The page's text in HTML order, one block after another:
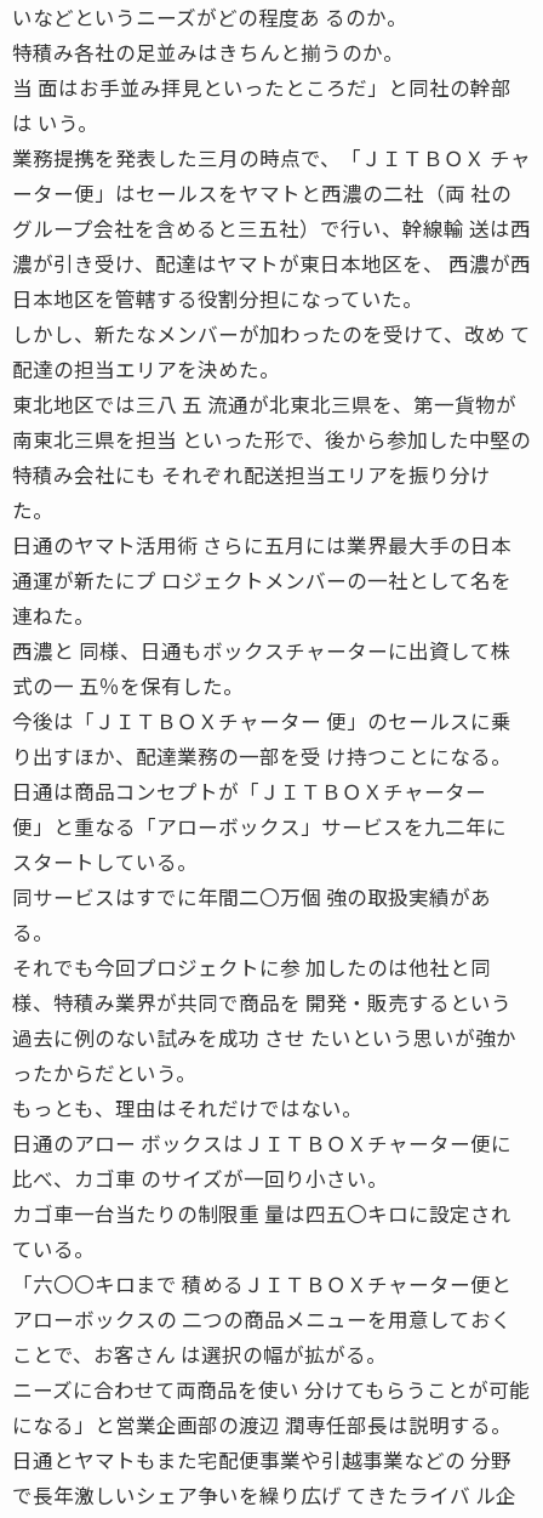
いなどというニーズがどの程度あ るのか。
特積み各社の足並みはきちんと揃うのか。
当 面はお手並み拝見といったところだ」と同社の幹部
は いう。
業務提携を発表した三月の時点で、「ＪＩＴＢＯＸ チャ
ーター便」はセールスをヤマトと西濃の二社（両 社の
グループ会社を含めると三五社）で行い、幹線輸 送は西
濃が引き受け、配達はヤマトが東日本地区を、 西濃が西
日本地区を管轄する役割分担になっていた。
しかし、新たなメンバーが加わったのを受けて、改め て
配達の担当エリアを決めた。
東北地区では三八 五 流通が北東北三県を、第一貨物が
南東北三県を担当 といった形で、後から参加した中堅の
特積み会社にも それぞれ配送担当エリアを振り分け
た。
日通のヤマト活用術 さらに五月には業界最大手の日本
通運が新たにプ ロジェクトメンバーの一社として名を
連ねた。
西濃と 同様、日通もボックスチャーターに出資して株
式の一 五％を保有した。
今後は「ＪＩＴＢＯＸチャーター 便」のセールスに乗
り出すほか、配達業務の一部を受 け持つことになる。
日通は商品コンセプトが「ＪＩＴＢＯＸチャーター
便」と重なる「アローボックス」サービスを九二年に
スタートしている。
同サービスはすでに年間二〇万個 強の取扱実績があ
る。
それでも今回プロジェクトに参 加したのは他社と同
様、特積み業界が共同で商品を 開発・販売するという
過去に例のない試みを成功 させ たいという思いが強か
ったからだという。
もっとも、理由はそれだけではない。
日通のアロー ボックスはＪＩＴＢＯＸチャーター便に
比べ、カゴ車 のサイズが一回り小さい。
カゴ車一台当たりの制限重 量は四五〇キロに設定され
ている。
「六〇〇キロまで 積めるＪＩＴＢＯＸチャーター便と
アローボックスの 二つの商品メニューを用意しておく
ことで、お客さん は選択の幅が拡がる。
ニーズに合わせて両商品を使い 分けてもらうことが可能
になる」と営業企画部の渡辺 潤専任部長は説明する。
日通とヤマトもまた宅配便事業や引越事業などの 分野
で長年激しいシェア争いを繰り広げ てきたライバ ル企